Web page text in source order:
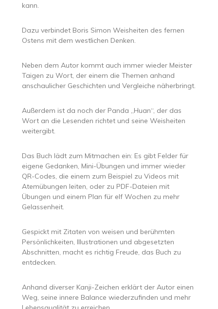
kann.
Dazu verbindet Boris Simon Weisheiten des fernen
Ostens mit dem westlichen Denken.
Neben dem Autor kommt auch immer wieder Meister
Taigen zu Wort, der einem die Themen anhand
anschaulicher Geschichten und Vergleiche näherbringt.
Außerdem ist da noch der Panda „Huan“, der das
Wort an die Lesenden richtet und seine Weisheiten
weitergibt.
Das Buch lädt zum Mitmachen ein: Es gibt Felder für
eigene Gedanken, Mini-Übungen und immer wieder
QR-Codes, die einem zum Beispiel zu Videos mit
Atemübungen leiten, oder zu PDF-Dateien mit
Übungen und einem Plan für elf Wochen zu mehr
Gelassenheit.
Gespickt mit Zitaten von weisen und berühmten
Persönlichkeiten, Illustrationen und abgesetzten
Abschnitten, macht es richtig Freude, das Buch zu
entdecken.
Anhand diverser Kanji-Zeichen erklärt der Autor einen
Weg, seine innere Balance wiederzufinden und mehr